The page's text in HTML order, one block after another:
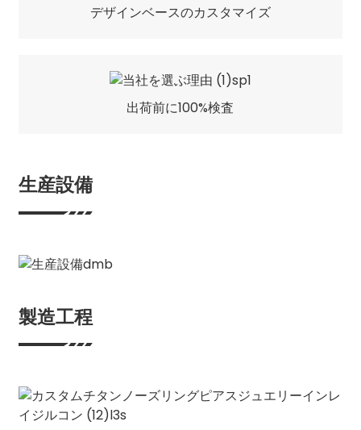
デザインベースのカスタマイズ
出荷前に100%検査
生産設備
製造工程